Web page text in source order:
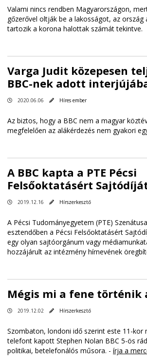
Valami nincs rendben Magyarországon,
gőzerővel oltják be a lakosságot, az ország
tartozik a korona halottak számát tekintve.
Varga Judit közepesen
BBC-nek adott
2020.06.06 Híres ember
Az biztos, hogy a BBC nem a magyar
megfelelően az alákérdezés nem gyakori
A BBC kapta a PTE Pécsi
Felsőoktatásért
2019.12.16 Hírszerkesztő
A Pécsi Tudományegyetem (PTE)
esztendőben a Pécsi Felsőoktatásért
egy olyan sajtóorgánum vagy
hozzájárult az intézmény hírnevének
Mégis mi a fene történik
2019.12.02 Hírszerkesztő
Szombaton, londoni idő szerint este 11-kor
telefont kapott Stephen Nolan BBC 5-ös
politikai, betelefonálós műsora. - írja a